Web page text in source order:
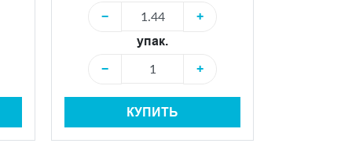
−
+
упак.
−
+
КУПИТЬ